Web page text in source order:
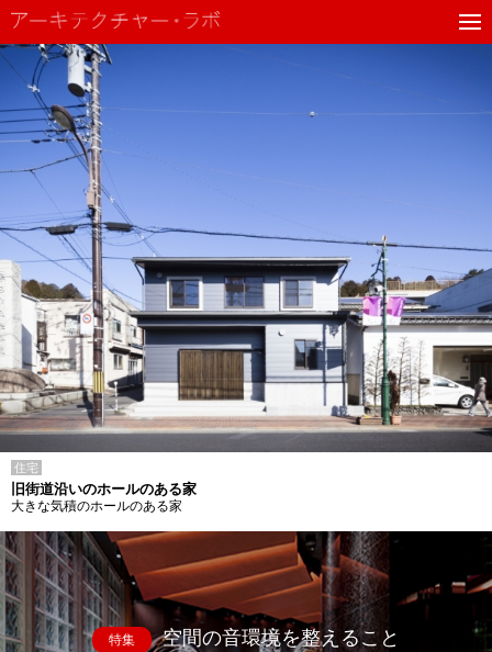
住宅
旧街道沿いのホールのある家
大きな気積のホールのある家
特集 空間の音環境を整えること